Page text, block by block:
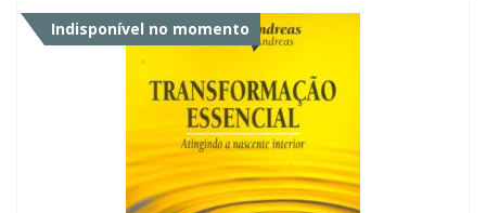
Terapia
Ocupacional
Treinamento
Indisponível no momento